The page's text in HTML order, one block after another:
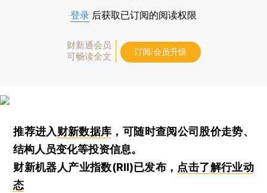
登录 后获取已订阅的阅读权限
财新通会员
可畅读全文
订阅/会员升级
推荐进入财新数据库 ，可随时查阅公司股价走势、
结构人员变化等投资信息。
财新机器人产业指数(RII)已发布， 点击了解行业动
态